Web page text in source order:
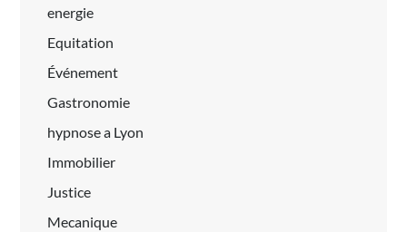
energie
Equitation
Événement
Gastronomie
hypnose a Lyon
Immobilier
Justice
Mecanique